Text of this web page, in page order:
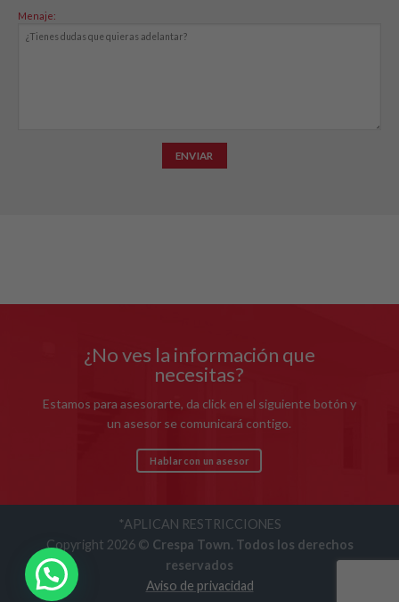
Menaje:
¿No ves la información que
necesitas?
Estamos para asesorarte, da click en el siguiente botón y
un asesor se comunicará contigo.
Hablar con un asesor
*APLICAN RESTRICCIONES
Copyright 2026 © Crespa Town. Todos los derechos
reservados
Aviso de privacidad